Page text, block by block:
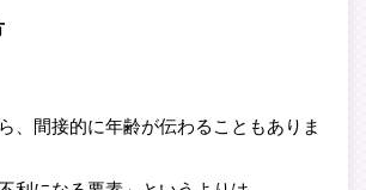
、間接的に年齢が伝わることもありま